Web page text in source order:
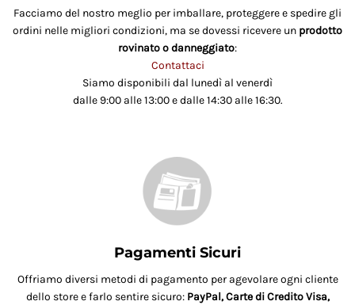
Facciamo del nostro meglio per imballare, proteggere e spedire gli
ordini nelle migliori condizioni, ma se dovessi ricevere un prodotto
rovinato o danneggiato:
Contattaci
Siamo disponibili dal lunedì al venerdì
dalle 9:00 alle 13:00 e dalle 14:30 alle 16:30.
Pagamenti Sicuri
Offriamo diversi metodi di pagamento per agevolare ogni cliente
dello store e farlo sentire sicuro: PayPal, Carte di Credito Visa,